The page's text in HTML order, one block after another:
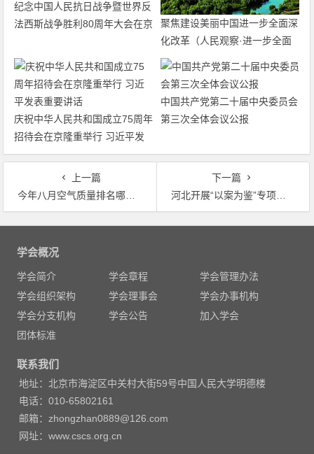
纪念中国人民抗日战争暨世界反
法西斯战争胜利80周年大会在京
阅兵仪式 习近平发表重要讲话
聚焦建设美丽中国进一步全面深
化改革（人民观察·进一步全面
深化改革的“七个聚焦”）
庆祝中华人民共和国成立75周年
招待会在京隆重举行 习近平发
表重要讲话
中国共产党第二十届中央委员会
第三次全体会议公报
上一篇
今年八月空气质量排名哪家欢喜哪家忧？ 北京再次达标 晋四城排后十
下一篇
河北开展“以案为鉴”专项治理 今年上半年共处置各类问题线索52件
文
学会概况
学会简介 学会章程
学会管理办法
学会组织架构
学会理事会
学会办事机构
学会分支机构
学会公告
加入学会
团体标准
联系我们
地址：北京市海淀区中关村大街59号中国人民大学明德楼
电话：010-65802161
邮箱：zhongzhan0889@126.com
网址：www.cscs.org.cn